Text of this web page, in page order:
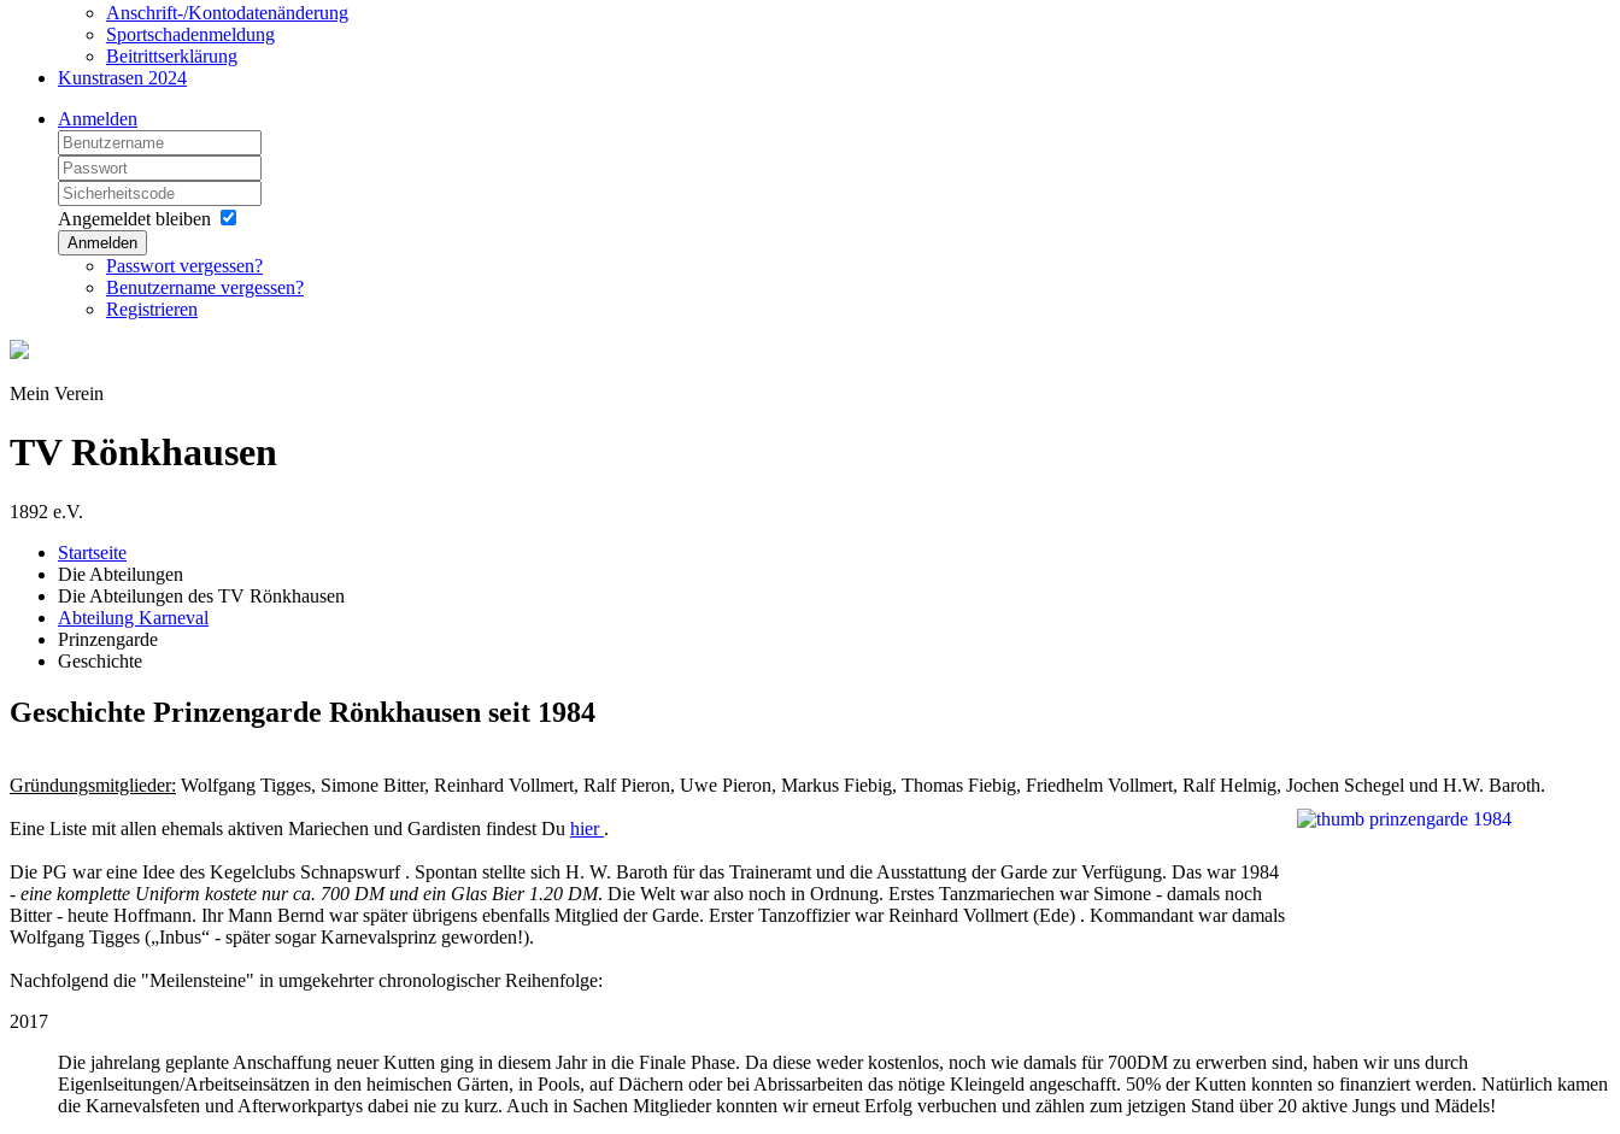
Anschrift-/Kontodatenänderung
Sportschadenmeldung
Beitrittserklärung
Kunstrasen 2024
Anmelden
Angemeldet bleiben
Anmelden
Passwort vergessen?
Benutzername vergessen?
Registrieren
Mein Verein
TV Rönkhausen
1892 e.V.
Startseite
Die Abteilungen
Die Abteilungen des TV Rönkhausen
Abteilung Karneval
Prinzengarde
Geschichte
Geschichte Prinzengarde Rönkhausen seit 1984
Gründungsmitglieder: Wolfgang Tigges, Simone Bitter, Reinhard Vollmert, Ralf Pieron, Uwe Pieron, Markus Fiebig, Thomas Fiebig, Friedhelm Vollmert, Ralf Helmig, Jochen Schegel und H.W. Baroth.
Eine Liste mit allen ehemals aktiven Mariechen und Gardisten findest Du hier .
Die PG war eine Idee des Kegelclubs Schnapswurf . Spontan stellte sich H. W. Baroth für das Traineramt und die Ausstattung der Garde zur Verfügung. Das war 1984
- eine komplette Uniform kostete nur ca. 700 DM und ein Glas Bier 1.20 DM. Die Welt war also noch in Ordnung. Erstes Tanzmariechen war Simone - damals noch
Bitter - heute Hoffmann. Ihr Mann Bernd war später übrigens ebenfalls Mitglied der Garde. Erster Tanzoffizier war Reinhard Vollmert (Ede) . Kommandant war damals
Wolfgang Tigges („Inbus“ - später sogar Karnevalsprinz geworden!).
Nachfolgend die "Meilensteine" in umgekehrter chronologischer Reihenfolge:
2017
Die jahrelang geplante Anschaffung neuer Kutten ging in diesem Jahr in die Finale Phase. Da diese weder kostenlos, noch wie damals für 700DM zu erwerben sind, haben wir uns durch
Eigenlseitungen/Arbeitseinsätzen in den heimischen Gärten, in Pools, auf Dächern oder bei Abrissarbeiten das nötige Kleingeld angeschafft. 50% der Kutten konnten so finanziert werden. Natürlich kamen
die Karnevalsfeten und Afterworkpartys dabei nie zu kurz. Auch in Sachen Mitglieder konnten wir erneut Erfolg verbuchen und zählen zum jetzigen Stand über 20 aktive Jungs und Mädels!